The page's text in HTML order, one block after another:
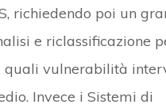
richiedendo poi un
e riclassificazione
quali vulnerabilità
Invece i Sistemi di